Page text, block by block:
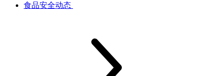
食品安全动态